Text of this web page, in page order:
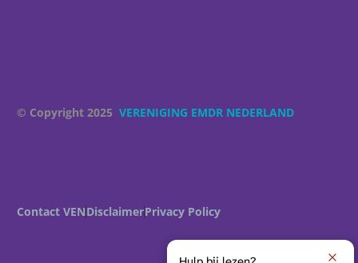
© Copyright 2025 VERENIGING EMDR NEDERLAND
Contact VENDisclaimerPrivacy Policy